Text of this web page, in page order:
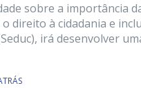
sobre a importância
direito à cidadania e
irá desenvolver